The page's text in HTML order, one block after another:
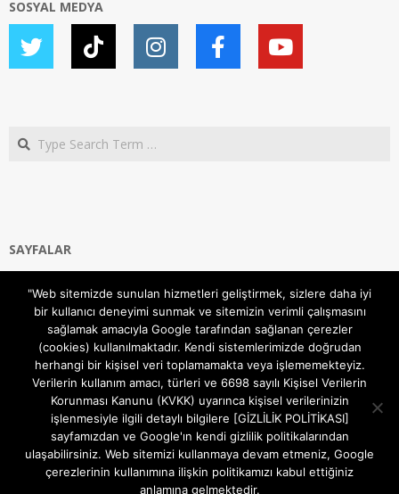
SOSYAL MEDYA
Search
SAYFALAR
Gizlilik ve Çerezler (Cookies) Politikası
Hakkımızda
İletişim Kanalları
MODEM KURULUM
TEKNİK DESTEK
TELEVİZYON SİSTEMLERİ
"Web sitemizde sunulan hizmetleri geliştirmek, sizlere daha iyi
bir kullanıcı deneyimi sunmak ve sitemizin verimli çalışmasını
sağlamak amacıyla Google tarafından sağlanan çerezler
(cookies) kullanılmaktadır. Kendi sistemlerimizde doğrudan
herhangi bir kişisel veri toplamamakta veya işlememekteyiz.
Verilerin kullanım amacı, türleri ve 6698 sayılı Kişisel Verilerin
Korunması Kanunu (KVKK) uyarınca kişisel verilerinizin
işlenmesiyle ilgili detaylı bilgilere [GİZLİLİK POLİTİKASI]
sayfamızdan ve Google'ın kendi gizlilik politikalarından
ulaşabilirsiniz. Web sitemizi kullanmaya devam etmeniz, Google
çerezlerinin kullanımına ilişkin politikamızı kabul ettiğiniz
anlamına gelmektedir.